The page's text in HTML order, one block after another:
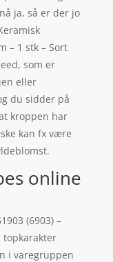
ja, så er der jo
– 1 stk – Sort
som er
eller
du sidder på
kroppen har
kan fx være
online
(6903) –
topkarakter
i varegruppen